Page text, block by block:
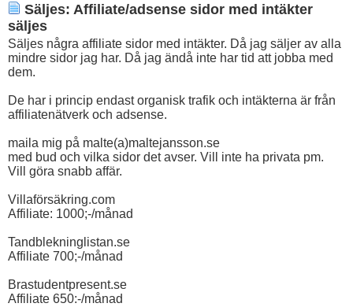
Säljes: Affiliate/adsense sidor med intäkter
säljes
Säljes några affiliate sidor med intäkter. Då jag säljer av alla
mindre sidor jag har. Då jag ändå inte har tid att jobba med
dem.
De har i princip endast organisk trafik och intäkterna är från
affiliatenätverk och adsense.
maila mig på malte(a)maltejansson.se
med bud och vilka sidor det avser. Vill inte ha privata pm.
Vill göra snabb affär.
Villaförsäkring.com
Affiliate: 1000;-/månad
Tandblekninglistan.se
Affiliate 700;-/månad
Brastudentpresent.se
Affiliate 650:-/månad